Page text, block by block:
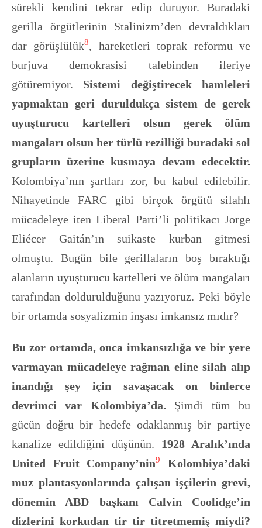
sürekli kendini tekrar edip duruyor. Buradaki
gerilla örgütlerinin Stalinizm’den devraldıkları
dar görüşlülük8, hareketleri toprak reformu ve
burjuva demokrasisi talebinden ileriye
götüremiyor. Sistemi değiştirecek hamleleri
yapmaktan geri duruldukça sistem de gerek
uyuşturucu kartelleri olsun gerek ölüm
mangaları olsun her türlü rezilliği buradaki sol
grupların üzerine kusmaya devam edecektir.
Kolombiya’nın şartları zor, bu kabul edilebilir.
Nihayetinde FARC gibi birçok örgütü silahlı
mücadeleye iten Liberal Parti’li politikacı Jorge
Eliécer Gaitán’ın suikaste kurban gitmesi
olmuştu. Bugün bile gerillaların boş bıraktığı
alanların uyuşturucu kartelleri ve ölüm mangaları
tarafından doldurulduğunu yazıyoruz. Peki böyle
bir ortamda sosyalizmin inşası imkansız mıdır?
Bu zor ortamda, onca imkansızlığa ve bir yere
varmayan mücadeleye rağman eline silah alıp
inandığı şey için savaşacak on binlerce
devrimci var Kolombiya’da. Şimdi tüm bu
gücün doğru bir hedefe odaklanmış bir partiye
kanalize edildiğini düşünün. 1928 Aralık’ında
United Fruit Company’nin9
Kolombiya’daki
muz plantasyonlarında çalışan işçilerin grevi,
dönemin ABD başkanı Calvin Coolidge’in
dizlerini korkudan tir tir titretmemiş miydi?